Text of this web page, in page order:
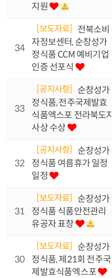
지원
34
[보도자료]
전북소비
자정보센터, 순창성가
정식품 CCM 예비기업
인증 선포식
33
[공지사항]
순창성가
정식품, 전주국제발효
식품엑스포 전라북도지
사상 수상
32
[공지사항]
순창성가
정식품 여름휴가 일정
일정
31
[보도자료]
순창성가
정식품 식품안전관리
유공자 표창
30
[보도자료]
순창성가
정식품, 제21회 전주국
제발효식품엑스포